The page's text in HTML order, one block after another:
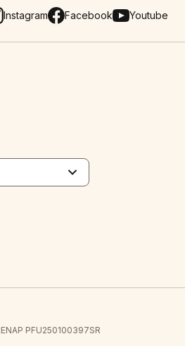
Instagram Facebook Youtube
PFU250100397SR